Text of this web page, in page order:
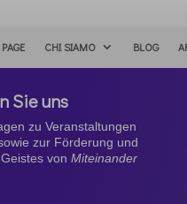
CHI SIAMO BLOG
Sie uns
zu Veranstaltungen
zur Förderung und
vonMiteinander